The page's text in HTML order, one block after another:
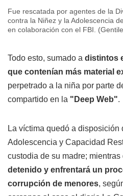
Fue rescatada por agentes de la
contra la Niñez y la Adolescencia
en colaboración con el FBI.
Todo esto, sumado a distintos
que contenían más material
perpetrado a la niña por parte
compartido en la "Deep Web".
La víctima quedó a
Adolescencia y Capacidad
custodia de su madre; mientras
detenido y enfrentará un
corrupción de menores,